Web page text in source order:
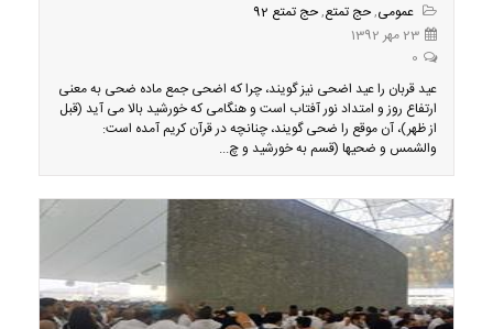
عمومی,حج تمتع,حج تمتع 92
23 مهر 1392
0
عید قربان را عید اضحی نیز گویند، چرا که اضحی جمع ماده ضحی به معنی
ارتفاع روز و امتداد نور آفتاب است و هنگامی كه خورشید بالا می آید (قبل
از ظهر)، آن موقع را ضحی گویند، چنانچه در قرآن كریم آمده است:
والشمس و ضحیها (قسم به خورشید و چ...